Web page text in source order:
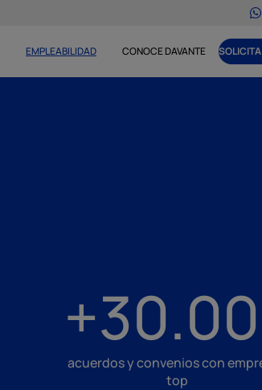
EMPLEABILIDAD CONOCE DAVANTE
acuerdos y convenios con
top